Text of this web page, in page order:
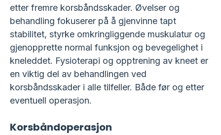
etter fremre korsbåndsskader. Øvelser og
behandling fokuserer på å gjenvinne tapt
stabilitet, styrke omkringliggende muskulatur og
gjenopprette normal funksjon og bevegelighet i
kneleddet. Fysioterapi og opptrening av kneet er
en viktig del av behandlingen ved
korsbåndsskader i alle tilfeller. Både før og etter
eventuell operasjon.
Korsbåndoperasjon